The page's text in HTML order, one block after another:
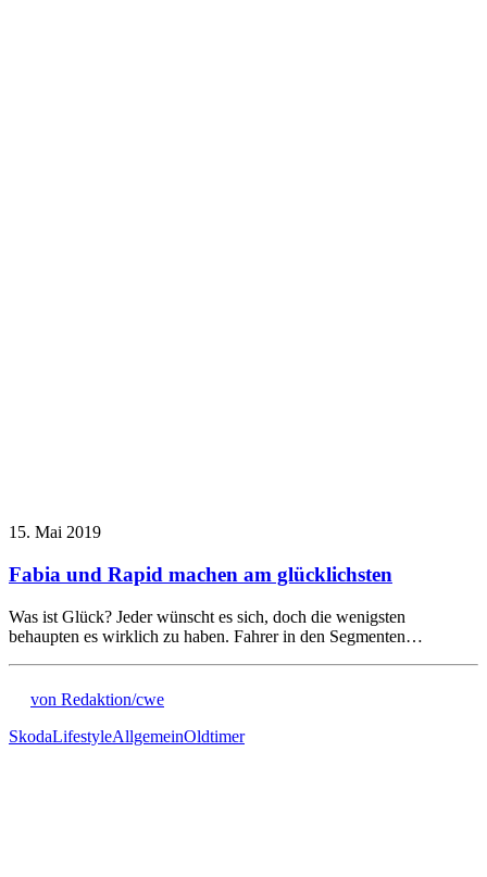
15. Mai 2019
Fabia und Rapid machen am glücklichsten
Was ist Glück? Jeder wünscht es sich, doch die wenigsten
behaupten es wirklich zu haben. Fahrer in den Segmenten…
von Redaktion/cwe
SkodaLifestyleAllgemeinOldtimer